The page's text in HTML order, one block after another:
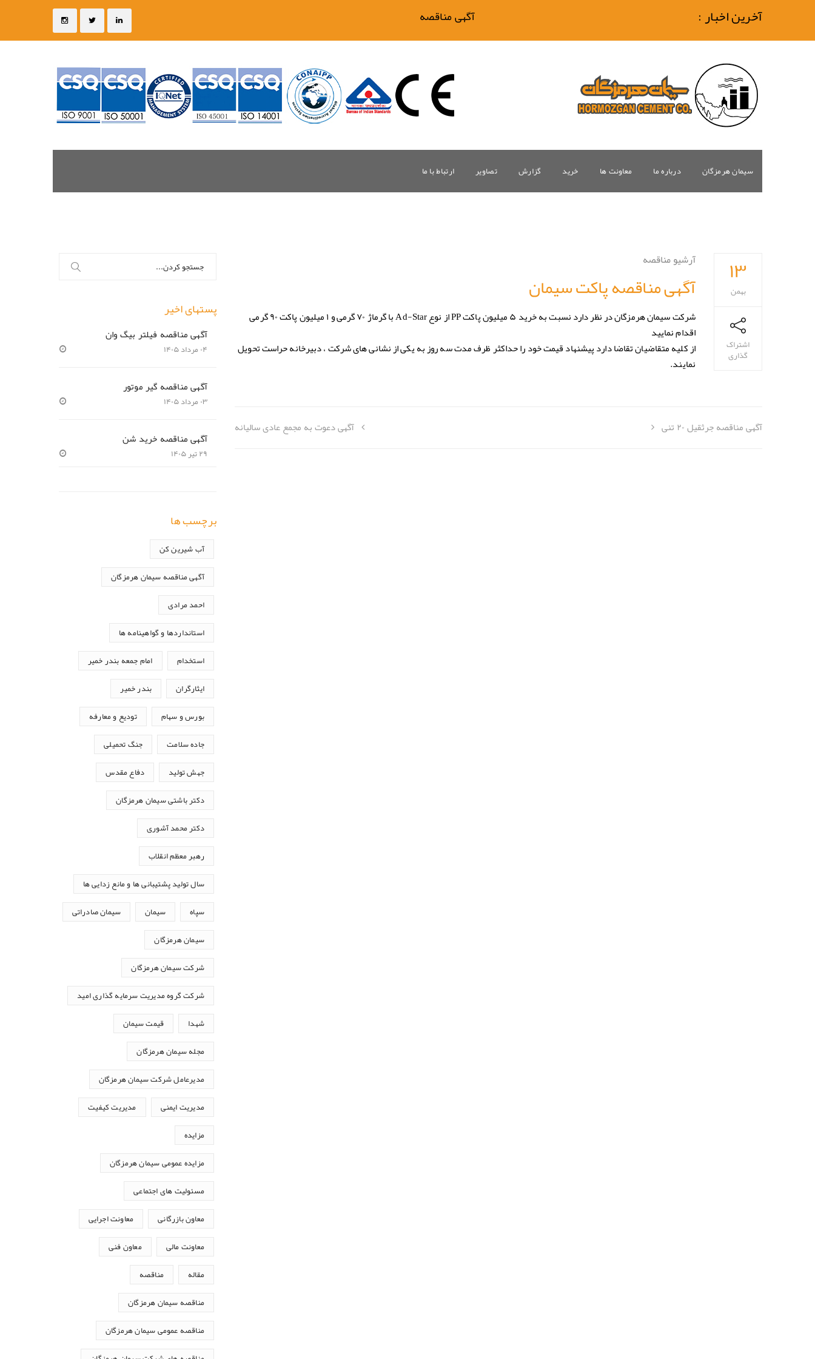
آخرین اخبار : آگهی مناقصه فیلتر بیگ وان
ارتباط با ما تصاویر گزارش خرید معاونت ها درباره ما سیمان هرمزگان
۱۳
بهمن
اشتراک
گذاری
آرشیو مناقصه
آگهی مناقصه پاکت سیمان
شرکت سیمان هرمزگان در نظر دارد نسبت به خرید ۵ میلیون پاکت PP از نوع Ad-Star با گرماژ ۷۰ گرمی و ۱ میلیون پاکت ۹۰ گرمی
اقدام نمایید
از کلیه متقاضیان تقاضا دارد پیشنهاد قیمت خود را حداکثر ظرف مدت سه روز به یکی از نشانی های شرکت ، دبیرخانه حراست تحویل
نمایند.
آگهی دعوت به مجمع عادی سالیانه آگهی مناقصه جرثقیل ۲۰ تنی
برای:
پستهای اخیر
آگهی مناقصه فیلتر بیگ وان
۰۴ مرداد ۱۴۰۵
آگهی مناقصه گیر موتور
۰۳ مرداد ۱۴۰۵
آگهی مناقصه خرید شن
۲۹ تیر ۱۴۰۵
برچسب ها
آب شیرین کن
آگهی مناقصه سیمان هرمزگان
احمد مرادی
استانداردها و گواهینامه ها
استخدام امام جمعه بندر خمیر
ایثارگران بندر خمیر
بورس و سهام تودیع و معارفه
جاده سلامت جنگ تحمیلی
جهش تولید دفاع مقدس
دکتر باشتی سیمان هرمزگان
دکتر محمد آشوری
رهبر معظم انقلاب
سال تولید پشتیبانی ها و مانع زدایی ها
سپاه سیمان سیمان صادراتی
سیمان هرمزگان
شرکت سیمان هرمزگان
شرکت گروه مدیریت سرمایه گذاری امید
شهدا قیمت سیمان
مجله سیمان هرمزگان
مدیرعامل شرکت سیمان هرمزگان
مدیریت ایمنی مدیریت کیفیت
مزایده
مزایده عمومی سیمان هرمزگان
مسئولیت های اجتماعی
معاون بازرگانی معاونت اجرایی
معاونت مالی معاون فنی
مقاله مناقصه
مناقصه سیمان هرمزگان
مناقصه عمومی سیمان هرمزگان